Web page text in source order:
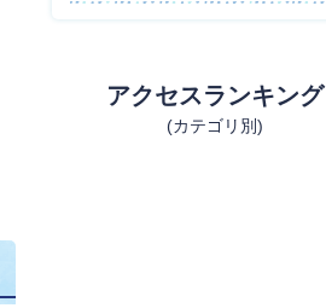
アクセスランキング
(カテゴリ別)